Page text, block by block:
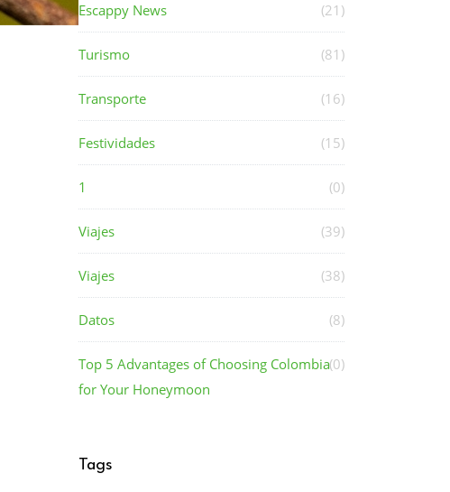
Escappy News (21)
Turismo (81)
Transporte (16)
Festividades (15)
1 (0)
Viajes (39)
Viajes (38)
Datos (8)
Top 5 Advantages of Choosing Colombia
for Your Honeymoon
(0)
Tags